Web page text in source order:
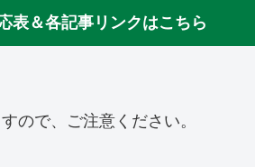
表＆各記事リンクはこちら
ので、ご注意ください。